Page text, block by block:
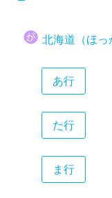
鹿児島県
沖縄県
北海道（ほっ
あ行
た行
ま行